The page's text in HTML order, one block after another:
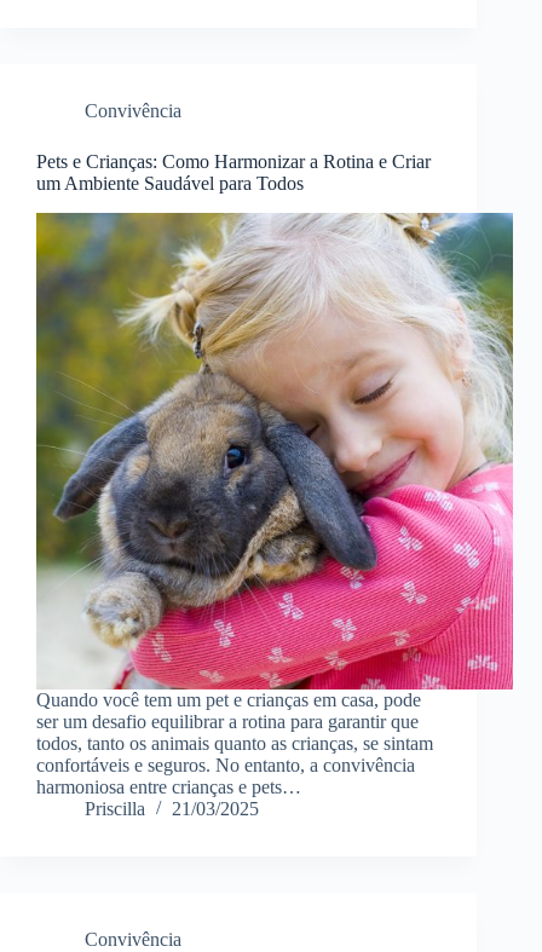
Convivência
Pets e Crianças: Como Harmonizar a Rotina e Criar
um Ambiente Saudável para Todos
Quando você tem um pet e crianças em casa, pode
ser um desafio equilibrar a rotina para garantir que
todos, tanto os animais quanto as crianças, se sintam
confortáveis e seguros. No entanto, a convivência
harmoniosa entre crianças e pets…
Priscilla
21/03/2025
Convivência